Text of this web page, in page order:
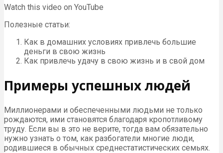
Watch this video on YouTube
Полезные статьи:
Как в домашних условиях привлечь большие
деньги в свою жизнь
Как привлечь удачу в свою жизнь и в свой дом
Примеры успешных людей
Миллионерами и обеспеченными людьми не только
рождаются, ими становятся благодаря кропотливому
труду. Если вы в это не верите, тогда вам обязательно
нужно узнать о том, как разбогатели многие люди,
родившиеся в обычных среднестатистических семьях.